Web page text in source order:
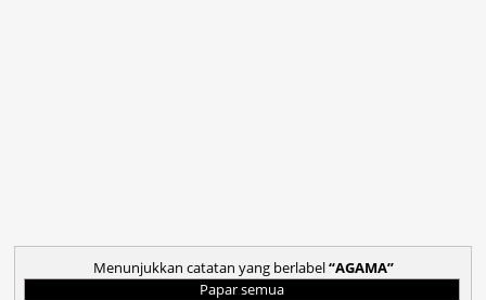
Menunjukkan catatan yang berlabel AGAMA
Papar semua